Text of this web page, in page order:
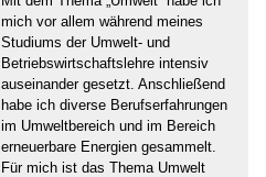
mich vor allem während meines
Studiums der Umwelt- und
Betriebswirtschaftslehre intensiv
auseinander gesetzt. Anschließend
habe ich diverse Berufserfahrungen
im Umweltbereich und im Bereich
erneuerbare Energien gesammelt.
Für mich ist das Thema Umwelt